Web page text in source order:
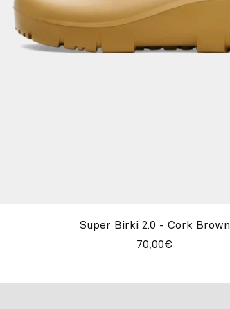
Super Birki 2.0 - Cork Brown
70,00€